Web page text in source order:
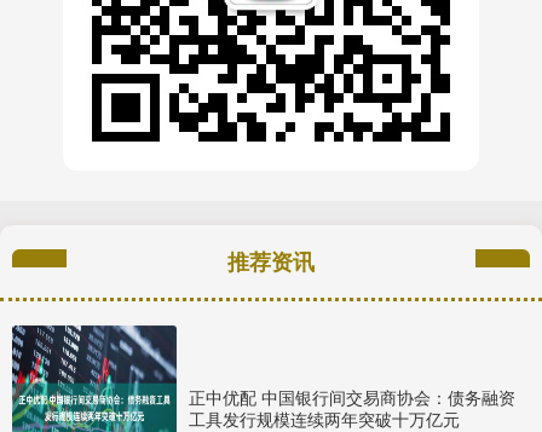
推荐资讯
正中优配 中国银行间交易商协会：债务融资
工具发行规模连续两年突破十万亿元